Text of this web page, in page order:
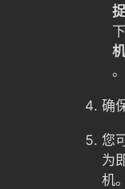
。
确
您
为
机。